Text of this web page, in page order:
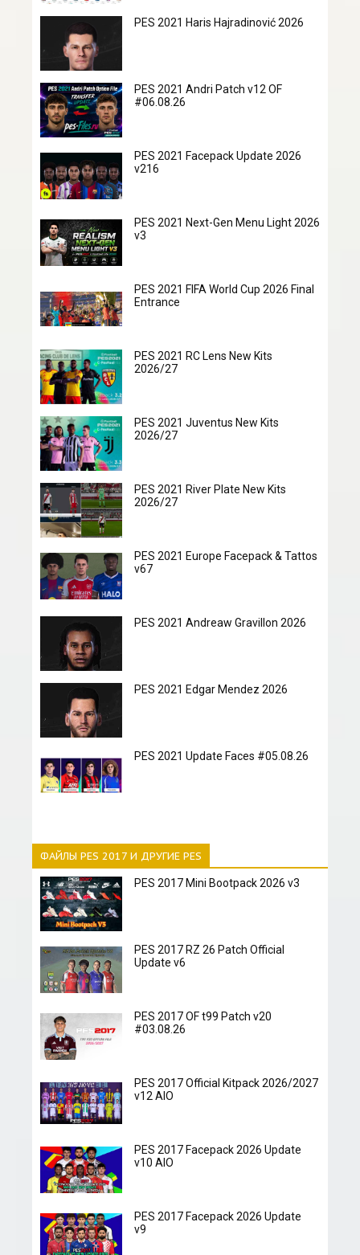
PES 2021 Haris Hajradinović 2026
PES 2021 Andri Patch v12 OF
#06.08.26
PES 2021 Facepack Update 2026
v216
PES 2021 Next-Gen Menu Light 2026
v3
PES 2021 FIFA World Cup 2026 Final
Entrance
PES 2021 RC Lens New Kits
2026/27
PES 2021 Juventus New Kits
2026/27
PES 2021 River Plate New Kits
2026/27
PES 2021 Europe Facepack & Tattos
v67
PES 2021 Andreaw Gravillon 2026
PES 2021 Edgar Mendez 2026
PES 2021 Update Faces #05.08.26
ФАЙЛЫ PES 2017 И ДРУГИЕ PES
PES 2017 Mini Bootpack 2026 v3
PES 2017 RZ 26 Patch Official
Update v6
PES 2017 OF t99 Patch v20
#03.08.26
PES 2017 Official Kitpack 2026/2027
v12 AIO
PES 2017 Facepack 2026 Update
v10 AIO
PES 2017 Facepack 2026 Update
v9